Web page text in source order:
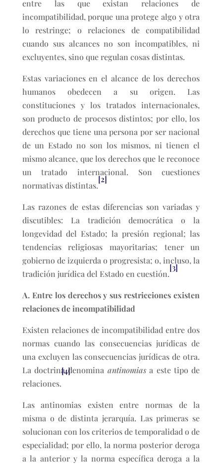
entre las que existan relaciones de
incompatibilidad, porque una protege algo y otra
lo restringe; o relaciones de compatibilidad
cuando sus alcances no son incompatibles, ni
excluyentes, sino que regulan cosas distintas.
Estas variaciones en el alcance de los derechos
humanos obedecen a su origen. Las
constituciones y los tratados internacionales,
son producto de procesos distintos; por ello, los
derechos que tiene una persona por ser nacional
de un Estado no son los mismos, ni tienen el
mismo alcance, que los derechos que le reconoce
un tratado internacional. Son cuestiones
normativas distintas.
[2]
Las razones de estas diferencias son variadas y
discutibles: La tradición democrática o la
longevidad del Estado; la presión regional; las
tendencias religiosas mayoritarias; tener un
gobierno de izquierda o progresista; o, incluso, la
tradición jurídica del Estado en cuestión.
[3]
A. Entre los derechos y sus restricciones existen
relaciones de incompatibilidad
Existen relaciones de incompatibilidad entre dos
normas cuando las consecuencias jurídicas de
una excluyen las consecuencias jurídicas de otra.
La doctrina denomina antinomiasa este tipo de
relaciones.
[4]
Las antinomias existen entre normas de la
misma o de distinta jerarquía. Las primeras se
solucionan con los criterios de temporalidad o de
especialidad; por ello, la norma posterior deroga
a la anterior y la norma específica deroga a la